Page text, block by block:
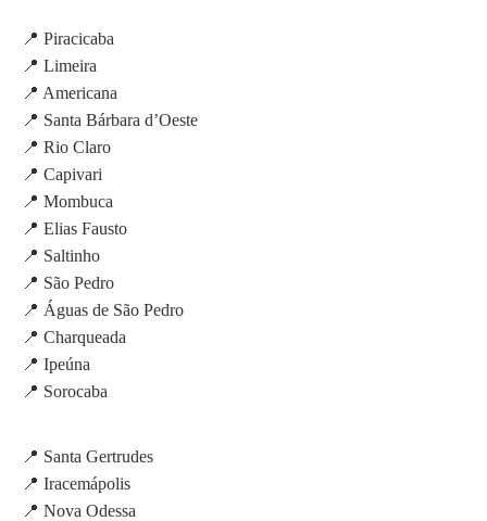
📍 Piracicaba
📍 Limeira
📍 Americana
📍 Santa Bárbara d’Oeste
📍 Rio Claro
📍 Capivari
📍 Mombuca
📍 Elias Fausto
📍 Saltinho
📍 São Pedro
📍 Águas de São Pedro
📍 Charqueada
📍 Ipeúna
📍 Sorocaba
📍 Santa Gertrudes
📍 Iracemápolis
📍 Nova Odessa